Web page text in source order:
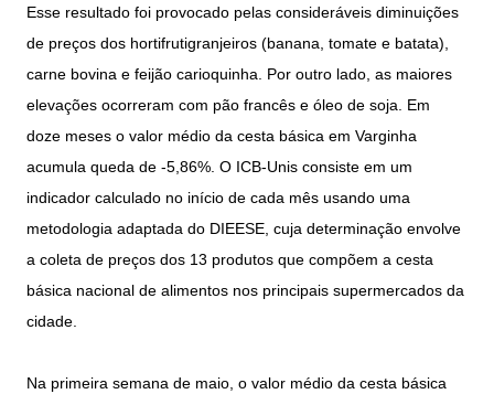
Esse resultado foi provocado pelas consideráveis diminuições
de preços dos hortifrutigranjeiros (banana, tomate e batata),
carne bovina e feijão carioquinha. Por outro lado, as maiores
elevações ocorreram com pão francês e óleo de soja. Em
doze meses o valor médio da cesta básica em Varginha
acumula queda de -5,86%. O ICB-Unis consiste em um
indicador calculado no início de cada mês usando uma
metodologia adaptada do DIEESE, cuja determinação envolve
a coleta de preços dos 13 produtos que compõem a cesta
básica nacional de alimentos nos principais supermercados da
cidade.
Na primeira semana de maio, o valor médio da cesta básica